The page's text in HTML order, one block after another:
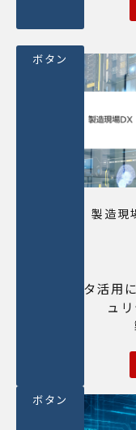
製造現
AI・データ活用
ュ
ボタン
ボタン